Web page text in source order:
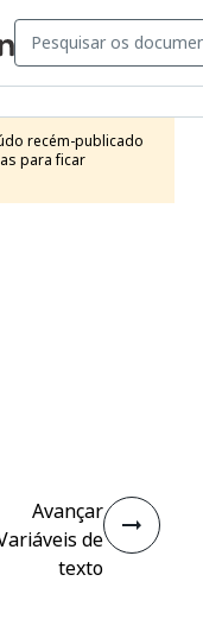
recém-publicado
para ficar
Avançar
de
texto